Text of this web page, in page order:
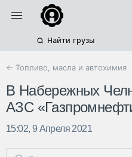
Найти грузы
← Топливо, масла и автохимия
В Набережных
АЗС
15:02, 9 Апреля 2021